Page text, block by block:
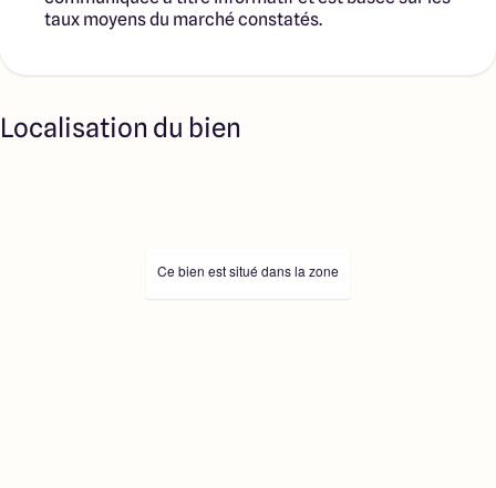
taux moyens du marché constatés.
Localisation du bien
Ce bien est situé dans la zone